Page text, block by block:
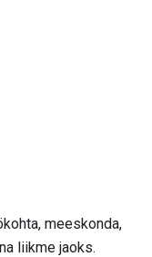
meeskonda,
liikme jaoks.